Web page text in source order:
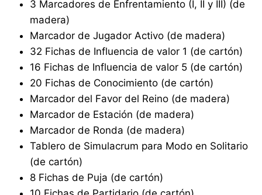
3 Marcadores de Enfrentamiento (I, II y III) (de
madera)
Marcador de Jugador Activo (de madera)
32 Fichas de Influencia de valor 1 (de cartón)
16 Fichas de Influencia de valor 5 (de cartón)
20 Fichas de Conocimiento (de cartón)
Marcador del Favor del Reino (de madera)
Marcador de Estación (de madera)
Marcador de Ronda (de madera)
Tablero de Simulacrum para Modo en Solitario
(de cartón)
8 Fichas de Puja (de cartón)